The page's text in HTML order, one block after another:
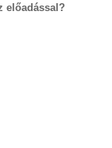
előadással?